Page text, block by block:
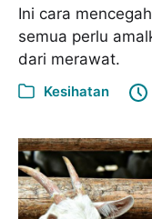
Ini cara
semua perlu
dari merawat.
Kesihatan